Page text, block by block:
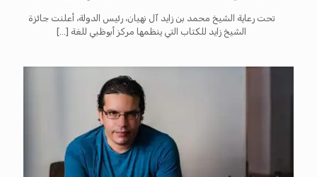
تحت رعاية الشيخ محمد بن زايد آل نهيان، رئيس الدولة، أعلنت جائزة
الشيخ زايد للكتاب التي ينظمها مركز أبوظبي للغة […]